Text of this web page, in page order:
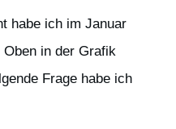
habe ich im Januar
in der Grafik
Frage habe ich